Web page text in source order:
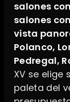
salones
salones
vista
Polanco,
Pedregal,
XV se elige
paleta del